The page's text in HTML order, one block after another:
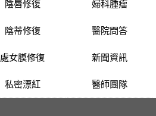
陰唇修復
陰蒂修復
處女膜修復
私密漂紅
婦科腫瘤
醫院問答
新聞資訊
醫師團隊